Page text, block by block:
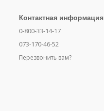
Контактная информация
0-800-33-14-17
073-170-46-52
Перезвонить вам?